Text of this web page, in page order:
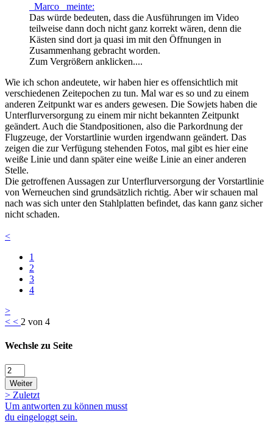
_Marco_ meinte:
Das würde bedeuten, dass die Ausführungen im Video
teilweise dann doch nicht ganz korrekt wären, denn die
Kästen sind dort ja quasi im mit den Öffnungen in
Zusammenhang gebracht worden.
Zum Vergrößern anklicken....
Wie ich schon andeutete, wir haben hier es offensichtlich mit
verschiedenen Zeitepochen zu tun. Mal war es so und zu einem
anderen Zeitpunkt war es anders gewesen. Die Sowjets haben die
Unterflurversorgung zu einem mir nicht bekannten Zeitpunkt
geändert. Auch die Standpositionen, also die Parkordnung der
Flugzeuge, der Vorstartlinie wurden irgendwann geändert. Das
zeigen die zur Verfügung stehenden Fotos, mal gibt es hier eine
weiße Linie und dann später eine weiße Linie an einer anderen
Stelle.
Die getroffenen Aussagen zur Unterflurversorgung der Vorstartlinie
von Werneuchen sind grundsätzlich richtig. Aber wir schauen mal
nach was sich unter den Stahlplatten befindet, das kann ganz sicher
nicht schaden.
<
1
2
3
4
>
< < 2 von 4
Wechsle zu Seite
Weiter
> Zuletzt
Um antworten zu können musst
du eingeloggt sein.